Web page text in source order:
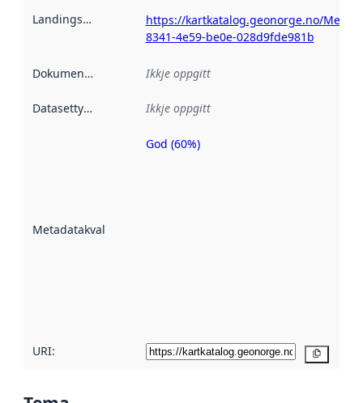
Landingsside
https://kartkatalog.geonorge.no/
8341-4e59-be0e-028d9fde981b
Dokumentasjon Ikkje oppgitt
Datasettype Ikkje oppgitt
Metadatakvalitet
Metadatakvalitet
God (60%)
URI: